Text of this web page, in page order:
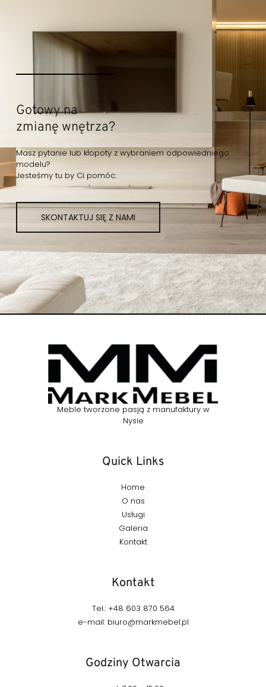
Gotowy na
zmianę wnętrza?
Masz pytanie lub kłopoty z wybraniem odpowiedniego
modelu?
Jesteśmy tu by Ci pomóc.
SKONTAKTUJ SIĘ Z NAMI
Meble tworzone pasją z manufaktury w
Nysie
Quick Links
Home
O nas
Usługi
Galeria
Kontakt
Kontakt
Tel.: +48 603 870 564
e-mail: biuro@markmebel.pl
Godziny Otwarcia